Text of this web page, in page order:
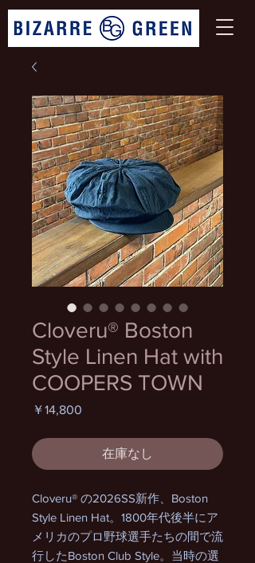
Cloveru® Boston
Style Linen Hat with
COOPERS TOWN
￥14,800
在庫なし
Cloveru® の2026SS新作、Boston
Style Linen Hat。1800年代後半にア
メリカのプロ野球選手たちの間で流
行したBoston Club Style。当時の選